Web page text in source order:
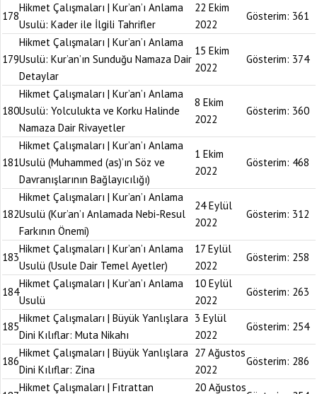
178
Hikmet Çalışmaları | Kur’an’ı Anlama
Usulü: Kader ile İlgili Tahrifler
22 Ekim
2022
Gösterim: 361
179
Hikmet Çalışmaları | Kur’an’ı Anlama
Usulü: Kur’an’ın Sunduğu Namaza Dair
Detaylar
15 Ekim
2022
Gösterim: 374
180
Hikmet Çalışmaları | Kur’an’ı Anlama
Usulü: Yolculukta ve Korku Halinde
Namaza Dair Rivayetler
8 Ekim
2022
Gösterim: 360
181
Hikmet Çalışmaları | Kur’an’ı Anlama
Usulü (Muhammed (as)’ın Söz ve
Davranışlarının Bağlayıcılığı)
1 Ekim
2022
Gösterim: 468
182
Hikmet Çalışmaları | Kur’an’ı Anlama
Usulü (Kur’an’ı Anlamada Nebi-Resul
Farkının Önemi)
24 Eylül
2022
Gösterim: 312
183
Hikmet Çalışmaları | Kur’an’ı Anlama
Usulü (Usule Dair Temel Ayetler)
17 Eylül
2022
Gösterim: 258
184
Hikmet Çalışmaları | Kur’an’ı Anlama
Usulü
10 Eylül
2022
Gösterim: 263
185
Hikmet Çalışmaları | Büyük Yanlışlara
Dini Kılıflar: Muta Nikahı
3 Eylül
2022
Gösterim: 254
186
Hikmet Çalışmaları | Büyük Yanlışlara
Dini Kılıflar: Zina
27 Ağustos
2022
Gösterim: 286
Hikmet Çalışmaları | Fıtrattan 20 Ağustos